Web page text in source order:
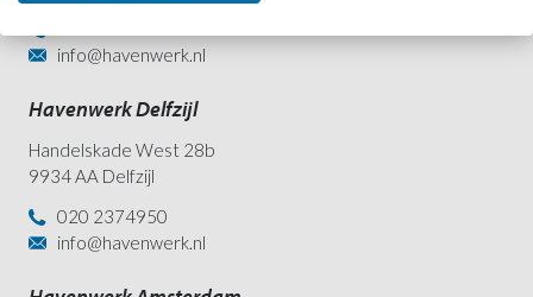
info@havenwerk.nl
Havenwerk Delfzijl
Handelskade West 28b
9934 AA Delfzijl
020 2374950
info@havenwerk.nl